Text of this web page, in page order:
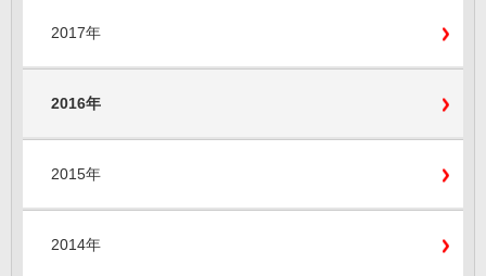
2017年
2016年
2015年
2014年